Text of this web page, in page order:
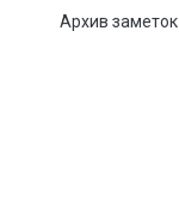
Архив заметок